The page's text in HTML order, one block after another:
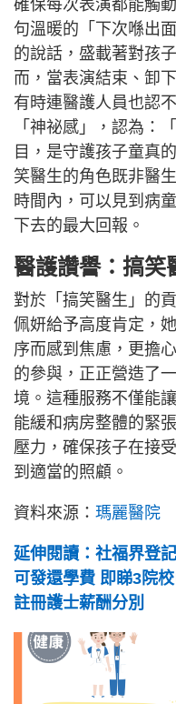
確保每次表演都能觸
句溫暖的「下次喺出
的說話，盛載著對孩
而，當表演結束、卸
有時連醫護人員也認
「神祕感」，認為：
目，是守護孩子童真
笑醫生的角色既非醫
時間內，可以見到病
下去的最大回報。
醫護讚譽：搞笑
對於「搞笑醫生」的
佩妍給予高度肯定，
序而感到焦慮，更擔
的參與，正正營造了
境。這種服務不僅能
能緩和病房整體的緊
壓力，確保孩子在接
到適當的照顧。
資料來源： 瑪麗醫院
延伸閱讀：社福界登
可發還學費 即睇3院
註冊護士薪酬分別